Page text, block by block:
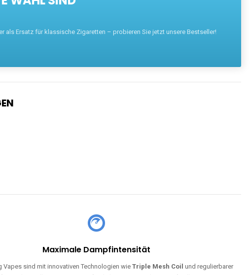
als Ersatz für klassische Zigaretten – probieren Sie jetzt unsere Bestseller!
Maximale Dampfintensität
Vapes sind mit innovativen Technologien wieTriple Mesh Coil und regulierbarer